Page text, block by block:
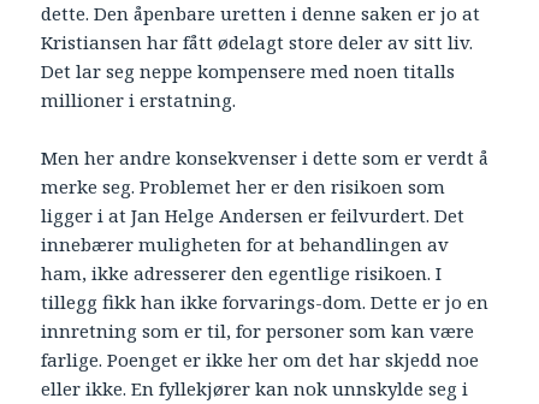
dette. Den åpenbare uretten i denne saken er jo at
Kristiansen har fått ødelagt store deler av sitt liv.
Det lar seg neppe kompensere med noen titalls
millioner i erstatning.
Men her andre konsekvenser i dette som er verdt å
merke seg. Problemet her er den risikoen som
ligger i at Jan Helge Andersen er feilvurdert. Det
innebærer muligheten for at behandlingen av
ham, ikke adresserer den egentlige risikoen. I
tillegg fikk han ikke forvarings-dom. Dette er jo en
innretning som er til, for personer som kan være
farlige. Poenget er ikke her om det har skjedd noe
eller ikke. En fyllekjører kan nok unnskylde seg i